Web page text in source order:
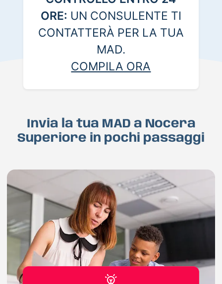
ORE: UN CONSULENTE TI
CONTATTERÀ PER LA TUA
MAD.
COMPILA ORA
Invia la tua MAD a Nocera
Superiore in pochi passaggi